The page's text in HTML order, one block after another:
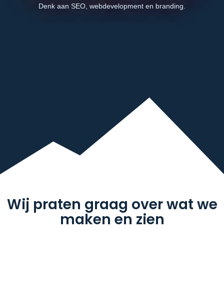
Denk aan SEO, webdevelopment en branding.
Wij praten graag over wat we
maken en zien